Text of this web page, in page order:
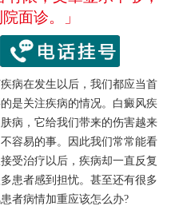
面诊。」
病在发生以后，我们都应当首
是关注疾病的情况。白癜风疾
病，它给我们带来的伤害越来
容易的事。因此我们常常能看
受治疗以后，疾病却一直反复
患者感到担忧。甚至还有很多
者病情加重应该怎么办?